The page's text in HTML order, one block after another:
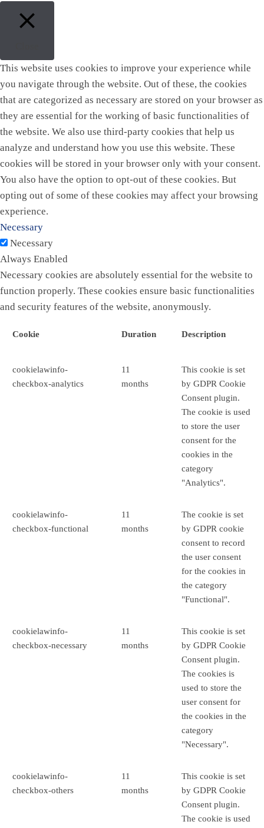
This website uses cookies to improve your experience while
you navigate through the website. Out of these, the cookies
that are categorized as necessary are stored on your browser as
they are essential for the working of basic functionalities of
the website. We also use third-party cookies that help us
analyze and understand how you use this website. These
cookies will be stored in your browser only with your consent.
You also have the option to opt-out of these cookies. But
opting out of some of these cookies may affect your browsing
experience.
Necessary
Necessary
Always Enabled
Necessary cookies are absolutely essential for the website to
function properly. These cookies ensure basic functionalities
and security features of the website, anonymously.
Cookie Duration Description
cookielawinfo-
checkbox-analytics
11
months
This cookie is set
by GDPR Cookie
Consent plugin.
The cookie is used
to store the user
consent for the
cookies in the
category
"Analytics".
cookielawinfo-
checkbox-functional
11
months
The cookie is set
by GDPR cookie
consent to record
the user consent
for the cookies in
the category
"Functional".
cookielawinfo-
checkbox-necessary
11
months
This cookie is set
by GDPR Cookie
Consent plugin.
The cookies is
used to store the
user consent for
the cookies in the
category
"Necessary".
cookielawinfo-
checkbox-others
11
months
This cookie is set
by GDPR Cookie
Consent plugin.
The cookie is used